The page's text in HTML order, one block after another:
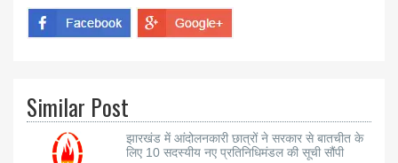
Similar Post
झारखंड में आंदोलनकारी छात्रों ने सरकार से बातचीत के
लिए 10 सदस्यीय नए प्रतिनिधिमंडल की सूची सौंपी